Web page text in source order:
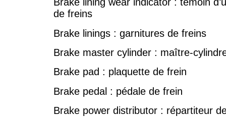
de freins
Brake linings : garnitures de freins
Brake master cylinder : maître-
Brake pad : plaquette de frein
Brake pedal : pédale de frein
Brake power distributor : répartiteur